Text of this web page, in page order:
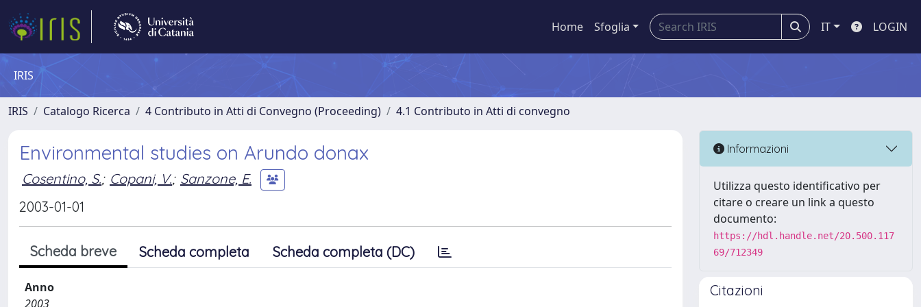
Home Sfoglia IT LOGIN
IRIS
IRIS Catalogo Ricerca 4 Contributo in Atti di Convegno (Proceeding) 4.1 Contributo in Atti di convegno
Environmental studies on Arundo donax
Cosentino, S.; Copani, V.; Sanzone, E.
2003-01-01
Scheda breve Scheda completa Scheda completa (DC)
Anno
2003
Informazioni
Utilizza questo identificativo per
citare o creare un link a questo
documento:
https://hdl.handle.net/20.500.117
69/712349
Citazioni